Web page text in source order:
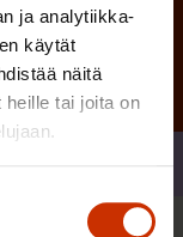
ja analytiikka-
käytät
näitä
heille tai joita on